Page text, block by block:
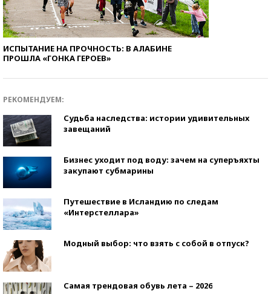
ИСПЫТАНИЕ НА ПРОЧНОСТЬ: В АЛАБИНЕ
ПРОШЛА «ГОНКА ГЕРОЕВ»
РЕКОМЕНДУЕМ:
Судьба наследства: истории удивительных
завещаний
Бизнес уходит под воду: зачем на суперъяхты
закупают субмарины
Путешествие в Исландию по следам
«Интерстеллара»
Модный выбор: что взять с собой в отпуск?
Самая трендовая обувь лета – 2026